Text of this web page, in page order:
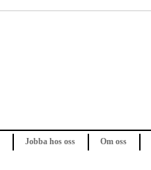
Om oss
Jobba hos oss